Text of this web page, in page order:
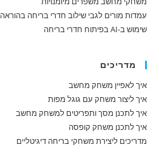
עמדות מורים לגבי שילוב חדרי בריחה בהוראה
שימוש ב-AI בפיתוח חדרי בריחה
מדריכים
איך לאפיין משחק מחשב
איך ליצור משחק עם גוגל מפות
איך לתכנן מסך ותפריטים למשחק מחשב
איך לתכנן משחק קופסה
מדריכים ליצירת משחקי בריחה דיגיטליים